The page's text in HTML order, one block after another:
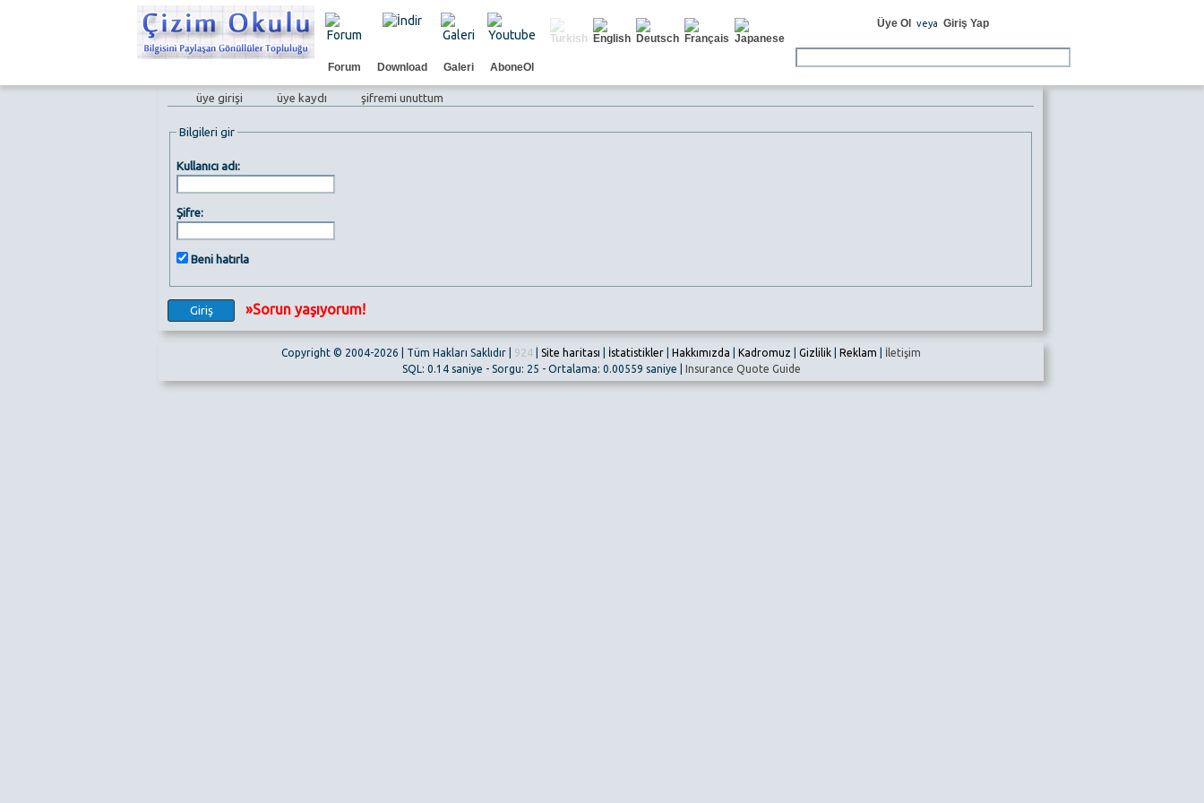
Forum Download Galeri AboneOl
Üye Ol veya Giriş Yap
üye girişi üye kaydı şifremi unuttum
Bilgileri gir
Kullanıcı adı:
Şifre:
Beni hatırla
»Sorun yaşıyorum!
Copyright © 2004-2026 | Tüm Hakları Saklıdır | 924 |Site haritası İstatistikler Hakkımızda Kadromuz |Gizlilik Reklam
İletişim
SQL: 0.14 saniye - Sorgu: 25 - Ortalama: 0.00559 saniye |
Insurance Quote Guide